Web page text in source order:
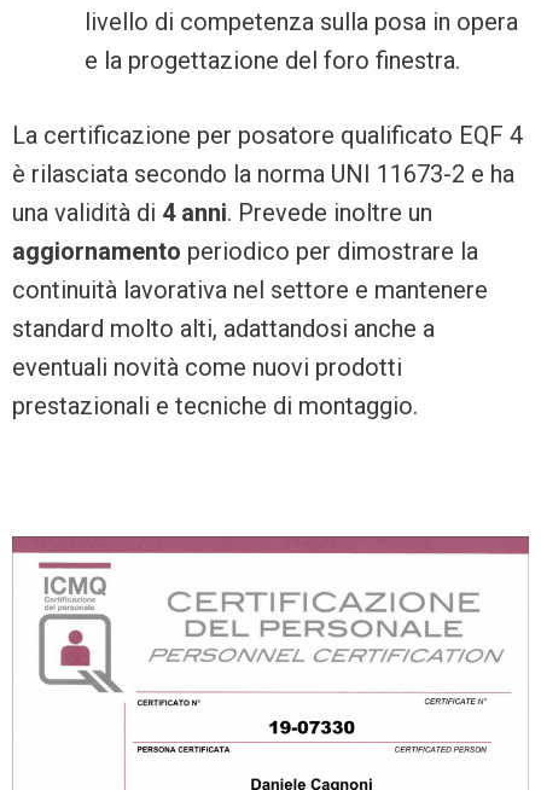
livello di competenza sulla posa in opera
e la progettazione del foro finestra.
La certificazione per posatore qualificato EQF 4
è rilasciata secondo la norma UNI 11673-2 e ha
una validità di 4 anni. Prevede inoltre un
aggiornamento periodico per dimostrare la
continuità lavorativa nel settore e mantenere
standard molto alti, adattandosi anche a
eventuali novità come nuovi prodotti
prestazionali e tecniche di montaggio.